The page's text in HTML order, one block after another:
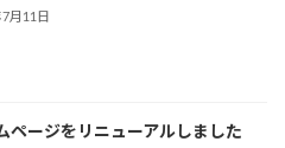
月11日
ページをリニューアルしました